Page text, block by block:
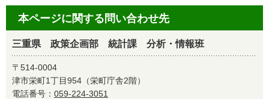
本ページに関する問い合わせ先
三重県 政策企画部 統計課 分析・情報班
〒514-0004
津市栄町1丁目954（栄町庁舎2階）
電話番号： 059-224-3051